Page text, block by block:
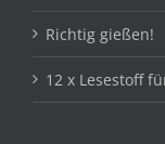
Richtig gießen!
12 x Lesestoff